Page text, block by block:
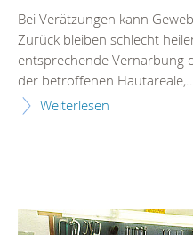
Bei Verätzungen kann
Zurück bleiben schlecht
entsprechende Vernarbung
der betroffenen Hautareale,...
Weiterlesen